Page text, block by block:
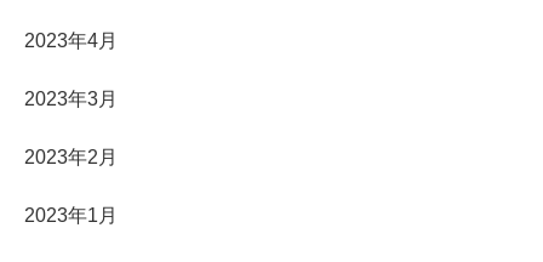
2023年4月
2023年3月
2023年2月
2023年1月